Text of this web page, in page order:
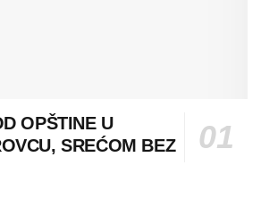
OPŠTINE U
SREĆOM BEZ